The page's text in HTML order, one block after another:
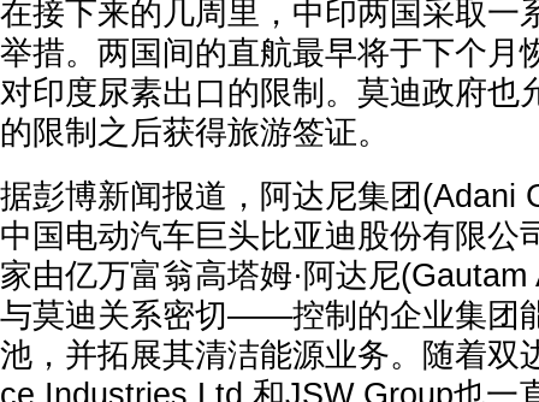
在接下来的几周里，中印两国采取一
举措。两国间的直航最早将于下个月
对印度尿素出口的限制。莫迪政府也
的限制之后获得旅游签证。
据彭博新闻报道，阿达尼集团(Adani
中国电动汽车巨头比亚迪股份有限公
家由亿万富翁高塔姆·阿达尼
与莫迪关系密切——控制的企业集团
池，并拓展其清洁能源业务。随着双
ce Industries Ltd.和JSW Group也一